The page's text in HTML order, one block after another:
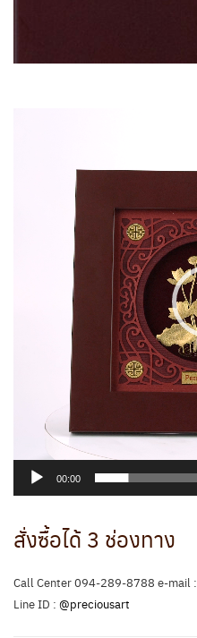
00:00
สั่งซื้อได้ 3 ช่องทาง
Call Center 094-289-8788 e-mail :
Line ID : @preciousart